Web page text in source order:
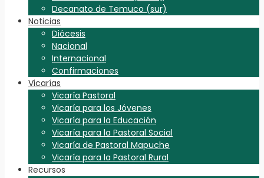
Decanato de Temuco (sur)
Noticias
Diócesis
Nacional
Internacional
Confirmaciones
Vicarías
Vicaría Pastoral
Vicaría para los Jóvenes
Vicaría para la Educación
Vicaría para la Pastoral Social
Vicaría de Pastoral Mapuche
Vicaría para la Pastoral Rural
Recursos